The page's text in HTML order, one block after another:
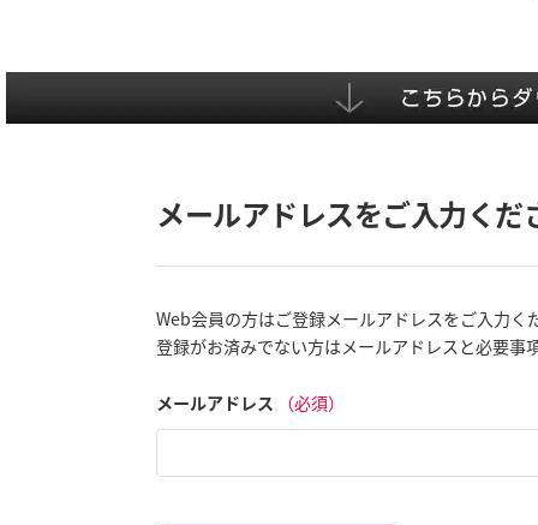
メールアドレスをご入力くだ
Web会員の方はご登録メールアドレスをご入力く
登録がお済みでない方はメールアドレスと必要事
メールアドレス （必須）